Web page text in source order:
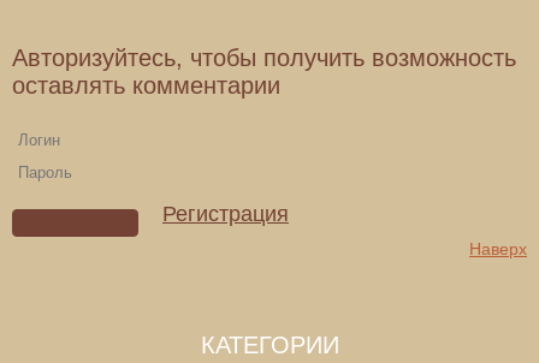
Авторизуйтесь, чтобы получить возможность
оставлять комментарии
Регистрация
Наверх
КАТЕГОРИИ